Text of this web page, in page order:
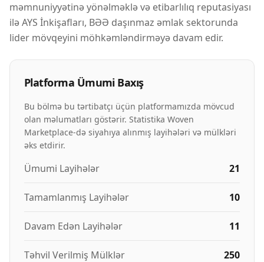
məmnuniyyətinə yönəlməklə və etibarlılıq reputasiyası
ilə AYS İnkişafları, BƏƏ daşınmaz əmlak sektorunda
lider mövqeyini möhkəmləndirməyə davam edir.
Platforma Ümumi Baxış
Bu bölmə bu tərtibatçı üçün platformamızda mövcud
olan məlumatları göstərir. Statistika Woven
Marketplace-də siyahıya alınmış layihələri və mülkləri
əks etdirir.
Ümumi Layihələr 21
Tamamlanmış Layihələr 10
Davam Edən Layihələr 11
Təhvil Verilmiş Mülklər 250